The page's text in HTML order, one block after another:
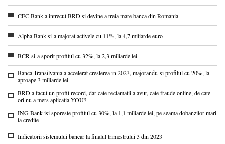
CEC Bank a intrecut BRD si devine a treia mare banca din Romania
Alpha Bank si-a majorat activele cu 11%, la 4,7 miliarde euro
BCR si-a sporit profitul cu 32%, la 2,3 miliarde lei
Banca Transilvania a accelerat cresterea in 2023, majorandu-si profitul cu 20%, la
aproape 3 miliarde lei
BRD a facut un profit record, dar cate reclamatii a avut, cate fraude online, de cate
ori nu a mers aplicatia YOU?
ING Bank isi sporeste profitul cu 30%, la 1,1 miliarde lei, pe seama dobanzilor mari
la credite
Indicatorii sistemului bancar la finalul trimestrului 3 din 2023